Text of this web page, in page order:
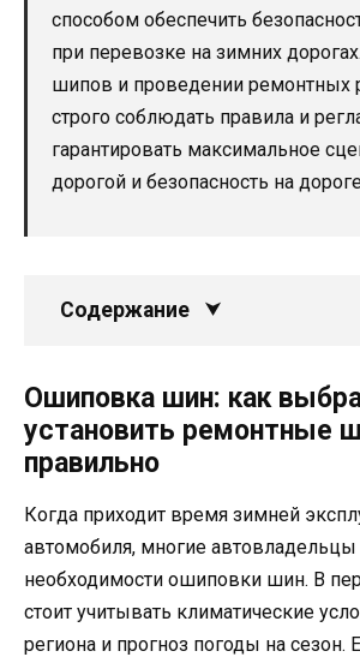
способом обеспечить
при перевозке на зимних
шипов и проведении ремонтных
строго соблюдать правила и
гарантировать максимальное
дорогой и безопасность на
Содержание
Ошиповка шин: как
установить ремонтные
правильно
Когда приходит время зимней
автомобиля, многие
необходимости ошиповки шин. В
стоит учитывать климатические
региона и прогноз погоды на сезон.